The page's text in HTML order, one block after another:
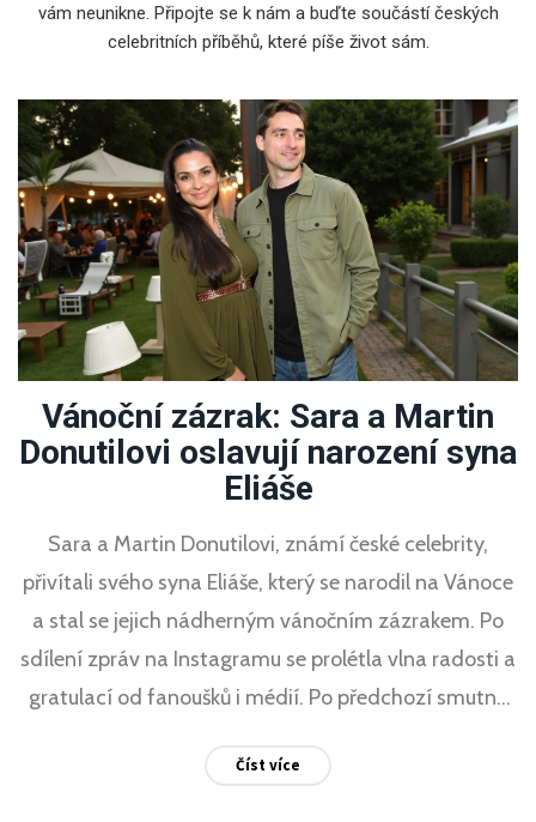
vám neunikne. Připojte se k nám a buďte součástí českých
celebritních příběhů, které píše život sám.
Vánoční zázrak: Sara a Martin
Donutilovi oslavují narození syna
Eliáše
Sara a Martin Donutilovi, známí české celebrity,
přivítali svého syna Eliáše, který se narodil na Vánoce
a stal se jejich nádherným vánočním zázrakem. Po
sdílení zpráv na Instagramu se prolétla vlna radosti a
gratulací od fanoušků i médií. Po předchozí smutné
kapitoly jejich života.
Číst více